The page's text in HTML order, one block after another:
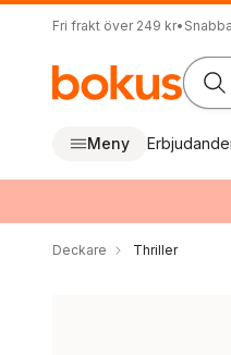
Fri frakt över 249 kr•
Meny
Deckare Thriller